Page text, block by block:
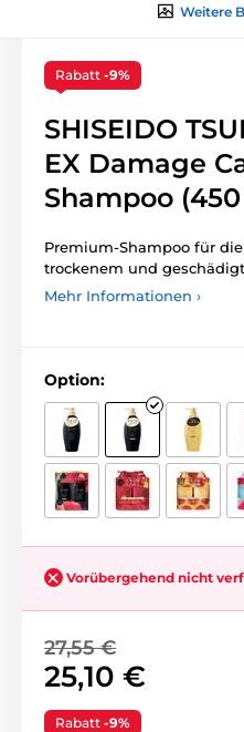
Weitere
Rabatt -9%
SHISEIDO
EX Damage
Shampoo
Premium-Shampoo für
trockenem und
Mehr Informationen ›
Option:
Vorübergehend nicht
27,55 €
25,10 €
Rabatt -9%